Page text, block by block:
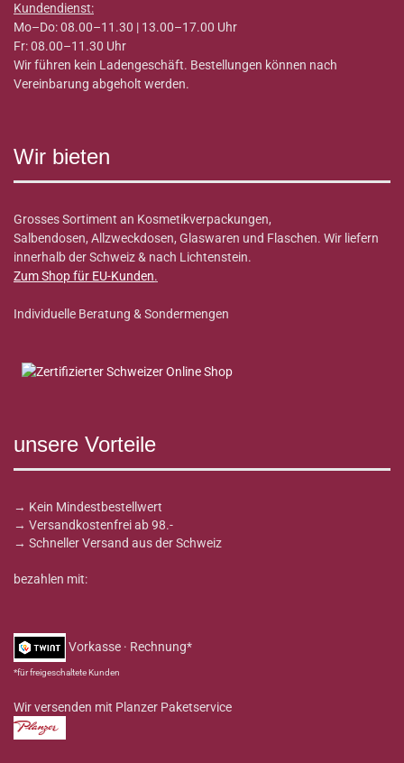
Kundendienst:
Mo–Do: 08.00–11.30 | 13.00–17.00 Uhr
Fr: 08.00–11.30 Uhr
Wir führen kein Ladengeschäft. Bestellungen können nach
Vereinbarung abgeholt werden.
Wir bieten
Grosses Sortiment an Kosmetikverpackungen,
Salbendosen, Allzweckdosen, Glaswaren und Flaschen. Wir liefern
innerhalb der Schweiz & nach Lichtenstein.
Zum Shop für EU-Kunden.
Individuelle Beratung & Sondermengen
unsere Vorteile
→ Kein Mindestbestellwert
→ Versandkostenfrei ab 98.-
→ Schneller Versand aus der Schweiz
bezahlen mit:
Vorkasse · Rechnung*
*für freigeschaltete Kunden
Wir versenden mit Planzer Paketservice